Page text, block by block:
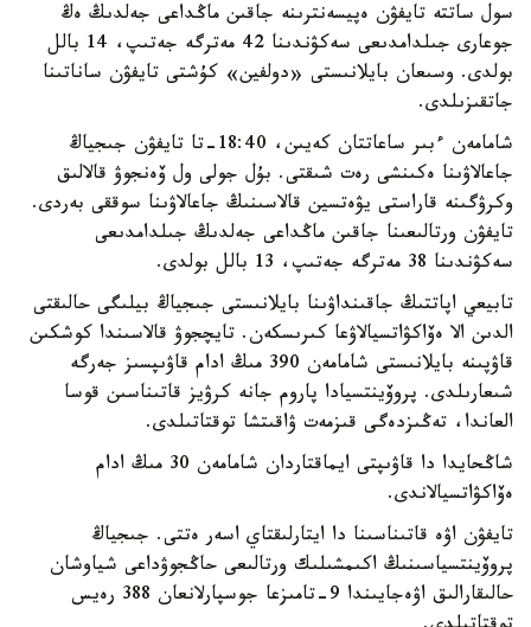
سول ساتتە تايفۋن ەپيسەنترىنە جاقىن ماڭداعى جەلدىڭ ەڭ
جوعارى جىلدامدىعى سەكۋندىنا 42 مەترگە جەتىپ، 14 بالل
بولدى. وسىعان بايلانىستى «دولفين» كۇشتى تايفۋن ساناتىنا
جاتقىزىلدى.
شامامەن ءبىر ساعاتتان كەيىن، 18:40-تا تايفۋن جىجياڭ
جاعالاۋىنا ەكىنشى رەت شىقتى. بۇل جولى ول ۆەنجوۋ قالالىق
وكرۋگىنە قاراستى يۋەتسين قالاسىنىڭ جاعالاۋىنا سوققى بەردى.
تايفۋن ورتالىعىنا جاقىن ماڭداعى جەلدىڭ جىلدامدىعى
سەكۋندىنا 38 مەترگە جەتىپ، 13 بالل بولدى.
تابيعي اپاتتىڭ جاقىنداۋىنا بايلانىستى جىجياڭ بيلىگى حالىقتى
الدىن الا ەۆاكۋاتسيالاۋعا كىرىسكەن. تايچجوۋ قالاسىندا كوشكىن
قاۋپىنە بايلانىستى شامامەن 390 مىڭ ادام قاۋىپسىز جەرگە
شىعارىلدى. پروۆينتسيادا پاروم جانە كرۋيز قاتىناسىن قوسا
العاندا، تەڭىزدەگى قىزمەت ۋاقىتشا توقتاتىلدى.
شاڭحايدا دا قاۋىپتى ايماقتاردان شامامەن 30 مىڭ ادام
ەۆاكۋاتسيالاندى.
تايفۋن اۋە قاتىناسىنا دا ايتارلىقتاي اسەر ەتتى. جىجياڭ
پروۆينتسياسىنىڭ اكىمشىلىك ورتالىعى حاڭجوۋداعى شياوشان
حالىقارالىق اۋەجايىندا 9-تامىزعا جوسپارلانعان 388 رەيس